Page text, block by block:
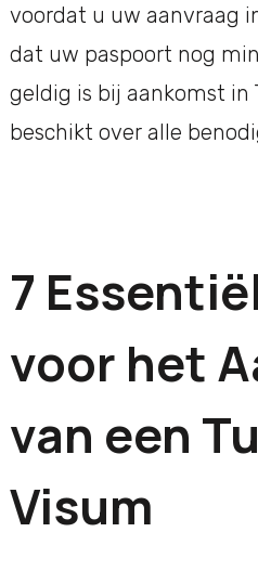
voordat u uw aanvraag
dat uw paspoort nog
geldig is bij aankomst in
beschikt over alle
7
voor het
van een
Visum